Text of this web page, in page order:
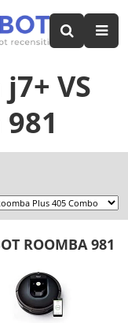
VS
ROOMBA 981